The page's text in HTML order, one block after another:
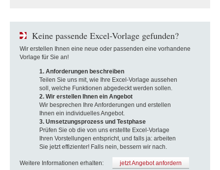
Keine passende Excel-Vorlage gefunden?
Wir erstellen Ihnen eine neue oder passenden eine vorhandene
Vorlage für Sie an!
1. Anforderungen beschreiben
Teilen Sie uns mit, wie Ihre Excel-Vorlage aussehen
soll, welche Funktionen abgedeckt werden sollen.
2. Wir erstellen Ihnen ein Angebot
Wir besprechen Ihre Anforderungen und erstellen
Ihnen ein individuelles Angebot.
3. Umsetzungsprozess und Testphase
Prüfen Sie ob die von uns erstellte Excel-Vorlage
Ihren Vorstellungen entspricht, und falls ja: arbeiten
Sie jetzt effizienter! Falls nein, bessern wir nach.
Weitere Informationen erhalten: jetzt Angebot anfordern